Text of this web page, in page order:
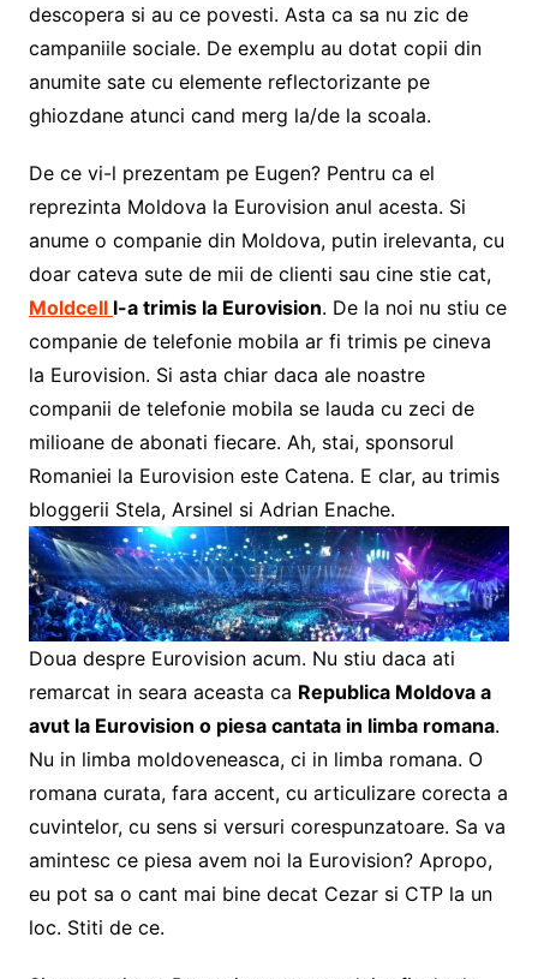
descopera si au ce povesti. Asta ca sa nu zic de
campaniile sociale. De exemplu au dotat copii din
anumite sate cu elemente reflectorizante pe
ghiozdane atunci cand merg la/de la scoala.
De ce vi-l prezentam pe Eugen? Pentru ca el
reprezinta Moldova la Eurovision anul acesta. Si
anume o companie din Moldova, putin irelevanta, cu
doar cateva sute de mii de clienti sau cine stie cat,
Moldcell l-a trimis la Eurovision. De la noi nu stiu ce
companie de telefonie mobila ar fi trimis pe cineva
la Eurovision. Si asta chiar daca ale noastre
companii de telefonie mobila se lauda cu zeci de
milioane de abonati fiecare. Ah, stai, sponsorul
Romaniei la Eurovision este Catena. E clar, au trimis
bloggerii Stela, Arsinel si Adrian Enache.
Doua despre Eurovision acum. Nu stiu daca ati
remarcat in seara aceasta ca Republica Moldova a
avut la Eurovision o piesa cantata in limba romana.
Nu in limba moldoveneasca, ci in limba romana. O
romana curata, fara accent, cu articulizare corecta a
cuvintelor, cu sens si versuri corespunzatoare. Sa va
amintesc ce piesa avem noi la Eurovision? Apropo,
eu pot sa o cant mai bine decat Cezar si CTP la un
loc. Stiti de ce.